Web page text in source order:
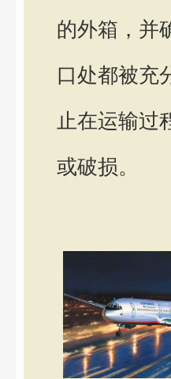
的外箱，并
口处都被充
止在运输过
或破损。